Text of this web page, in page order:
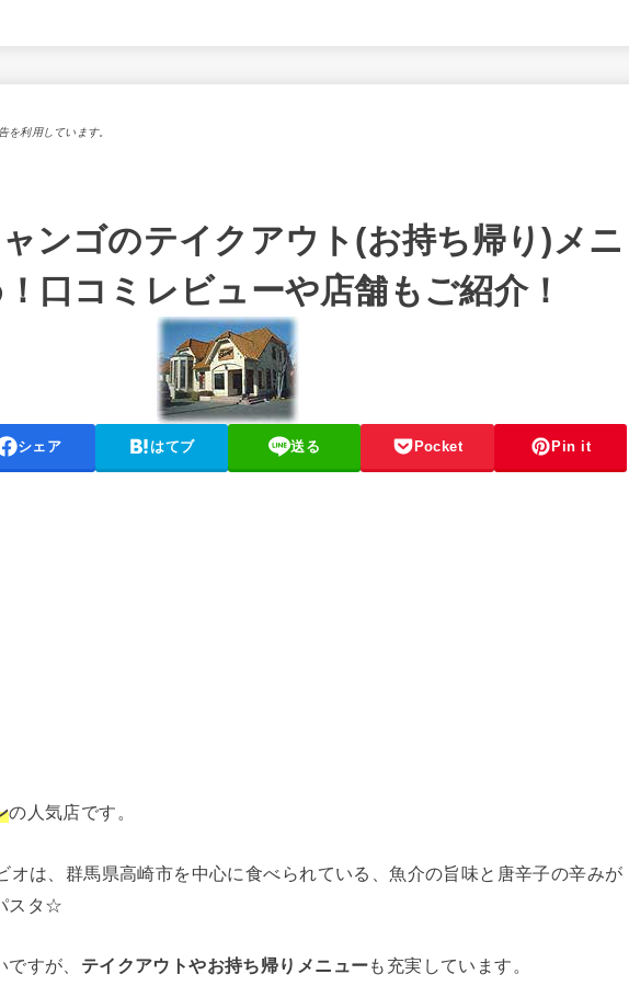
を利用しています。
ャンゴのテイクアウト(お持ち帰り)メニ
口コミレビューや店舗もご紹介！
シェア はてブ 送る Pocket Pin it
の人気店です。
オは、群馬県高崎市を中心に食べられている、魚介の旨味と唐辛子の辛みが
スタ☆
すが、 テイクアウトやお持ち帰りメニューも充実しています。